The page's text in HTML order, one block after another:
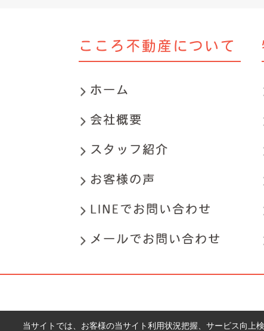
当サイトでは、お客様の当サイト利用状況把握、サービス向上